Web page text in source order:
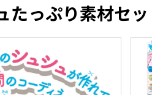
たっぷり素材セッ